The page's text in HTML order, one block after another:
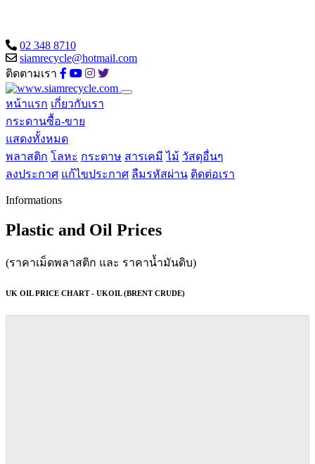
02 348 8710
siamrecycle@hotmail.com
ติดตามเรา
หน้าแรก เกี่ยวกับเรา
กระดานซื้อ-ขาย
แสดงทั้งหมด
พลาสติก โลหะ กระดาษ สารเคมี ไม้ วัสดุอื่นๆ
ลงประกาศ แก้ไขประกาศ ลืมรหัสผ่าน ติดต่อเรา
Informations
Plastic and Oil Prices
(ราคาเม็ดพลาสติก และ ราคาน้ำมันดิบ)
UK OIL PRICE CHART - UKOIL (BRENT CRUDE)